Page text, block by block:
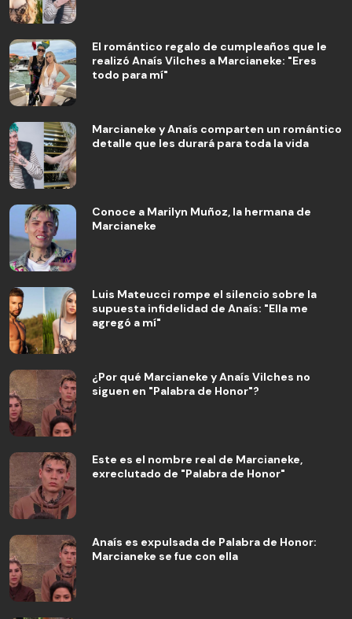
El romántico regalo de cumpleaños que le
realizó Anaís Vilches a Marcianeke: "Eres
todo para mí"
Marcianeke y Anaís comparten un romántico
detalle que les durará para toda la vida
Conoce a Marilyn Muñoz, la hermana de
Marcianeke
Luis Mateucci rompe el silencio sobre la
supuesta infidelidad de Anaís: "Ella me
agregó a mí"
¿Por qué Marcianeke y Anaís Vilches no
siguen en "Palabra de Honor"?
Este es el nombre real de Marcianeke,
exreclutado de "Palabra de Honor"
Anaís es expulsada de Palabra de Honor:
Marcianeke se fue con ella